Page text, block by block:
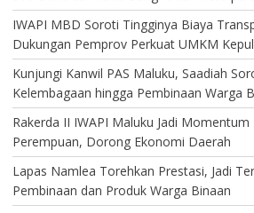
IWAPI MBD Soroti Tingginya Biaya
Dukungan Pemprov Perkuat UMKM
Kunjungi Kanwil PAS Maluku, Saadiah
Kelembagaan hingga Pembinaan Warga
Rakerda II IWAPI Maluku Jadi
Perempuan, Dorong Ekonomi Daerah
Lapas Namlea Torehkan Prestasi, Jadi
Pembinaan dan Produk Warga Binaan